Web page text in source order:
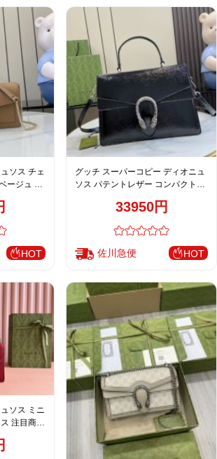
ソス チェ
ージュ レ
HOT
グッチ スーパーコピー ディオニュ
ソス パテントレザー コンパクトバ
33950円
佐川急便 HOT
ソス ミニ
注目商品